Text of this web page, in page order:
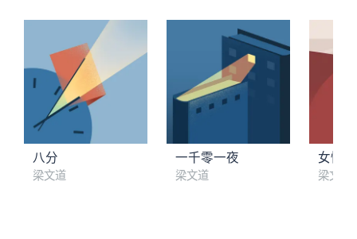
八分
梁文道
一千零一夜
梁文道
女性
梁文道